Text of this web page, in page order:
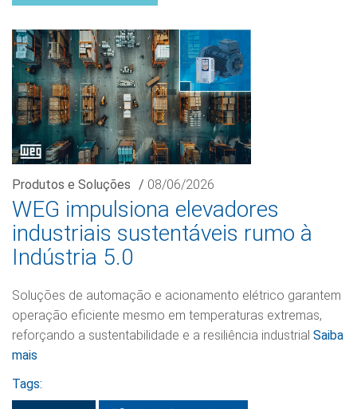
Produtos e Soluções / 08/06/2026
WEG impulsiona elevadores
industriais sustentáveis rumo à
Indústria 5.0
Soluções de automação e acionamento elétrico garantem
operação eficiente mesmo em temperaturas extremas,
reforçando a sustentabilidade e a resiliência industrial Saiba
mais
Tags: